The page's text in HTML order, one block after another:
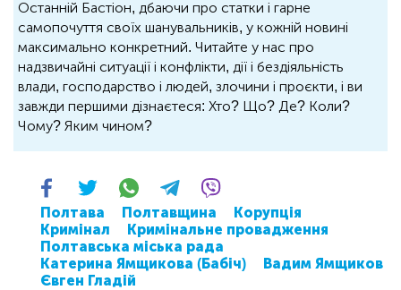
Останній Бастіон, дбаючи про статки і гарне
самопочуття своїх шанувальників, у кожній новині
максимально конкретний. Читайте у нас про
надзвичайні ситуації і конфлікти, дії і бездіяльність
влади, господарство і людей, злочини і проєкти, і ви
завжди першими дізнаєтеся: Хто? Що? Де? Коли?
Чому? Яким чином?
Полтава Полтавщина
Корупція
Кримінал
Кримінальне провадження
Полтавська міська рада
Катерина Ямщикова (Бабіч)
Вадим Ямщиков
Євген Гладій